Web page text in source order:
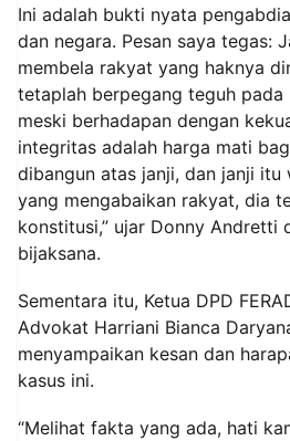
Ini adalah bukti nyata
dan negara. Pesan saya tegas:
membela rakyat yang haknya
tetaplah berpegang teguh pada
meski berhadapan dengan
integritas adalah harga mati
dibangun atas janji, dan janji itu
yang mengabaikan rakyat, dia
konstitusi,” ujar Donny Andretti
bijaksana.
Sementara itu, Ketua DPD
Advokat Harriani Bianca
menyampaikan kesan dan
kasus ini.
“Melihat fakta yang ada, hati